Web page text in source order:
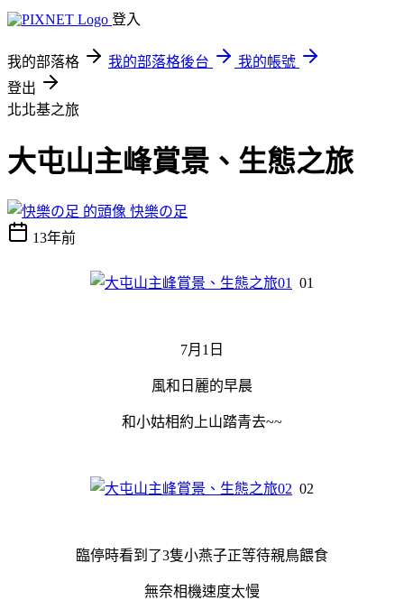
登入
我的部落格 我的部落格後台
我的帳號
登出
北北基之旅
大屯山主峰賞景、生態之旅
快樂の足
13年前
01
7月1日
風和日麗的早晨
和小姑相約上山踏青去~~
02
臨停時看到了3隻小燕子正等待親鳥餵食
無奈相機速度太慢